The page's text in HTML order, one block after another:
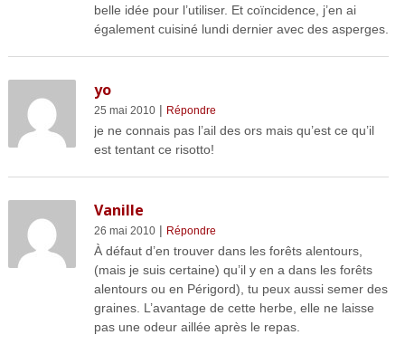
belle idée pour l’utiliser. Et coïncidence, j’en ai
également cuisiné lundi dernier avec des asperges.
yo
25 mai 2010| Répondre
je ne connais pas l’ail des ors mais qu’est ce qu’il
est tentant ce risotto!
Vanille
26 mai 2010| Répondre
À défaut d’en trouver dans les forêts alentours,
(mais je suis certaine) qu’il y en a dans les forêts
alentours ou en Périgord), tu peux aussi semer des
graines. L’avantage de cette herbe, elle ne laisse
pas une odeur aillée après le repas.